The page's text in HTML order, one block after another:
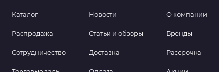
Каталог
Распродажа
Сотрудничество
Торговые залы
Новости
Статьи и обзоры
Доставка
Оплата
О компании
Бренды
Рассрочка
Акции